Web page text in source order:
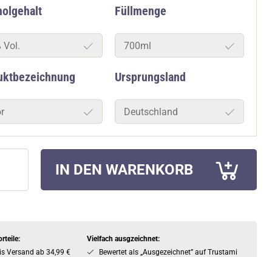
Vol.
Füllmenge
700ml
Ursprungsland
Deutschland
IN DEN WARENKORB
Versand ab 34,99 €
Vielfach ausgzeichnet:
Bewertet als „Ausgezeichnet” auf Trustami